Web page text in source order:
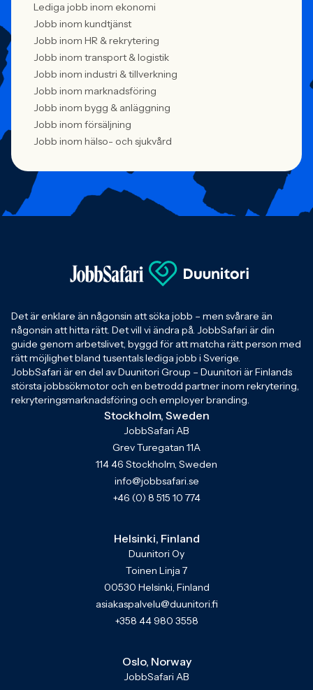
Lediga jobb inom ekonomi
Jobb inom kundtjänst
Jobb inom HR & rekrytering
Jobb inom transport & logistik
Jobb inom industri & tillverkning
Jobb inom marknadsföring
Jobb inom bygg & anläggning
Jobb inom försäljning
Jobb inom hälso- och sjukvård
Det är enklare än någonsin att söka jobb – men svårare än
någonsin att hitta rätt. Det vill vi ändra på. JobbSafari är din
guide genom arbetslivet, byggd för att matcha rätt person med
rätt möjlighet bland tusentals lediga jobb i Sverige.
JobbSafari är en del av Duunitori Group – Duunitori är Finlands
största jobbsökmotor och en betrodd partner inom rekrytering,
rekryteringsmarknadsföring och employer branding.
Stockholm, Sweden
JobbSafari AB
Grev Turegatan 11A
114 46 Stockholm, Sweden
info@jobbsafari.se
+46 (0) 8 515 10 774
Helsinki, Finland
Duunitori Oy
Toinen Linja 7
00530 Helsinki, Finland
asiakaspalvelu@duunitori.fi
+358 44 980 3558
Oslo, Norway
JobbSafari AB